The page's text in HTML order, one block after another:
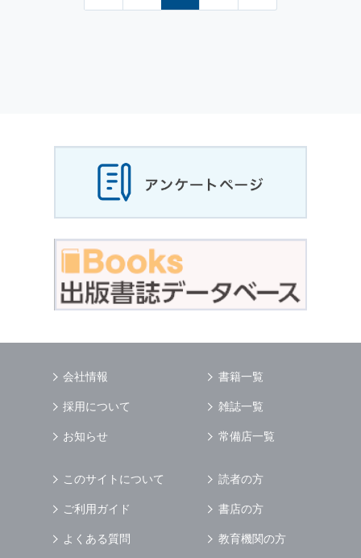
会社情報
採用について
お知らせ
書籍一覧
雑誌一覧
常備店一覧
このサイトについて
ご利用ガイド
よくある質問
読者の方
書店の方
教育機関の方